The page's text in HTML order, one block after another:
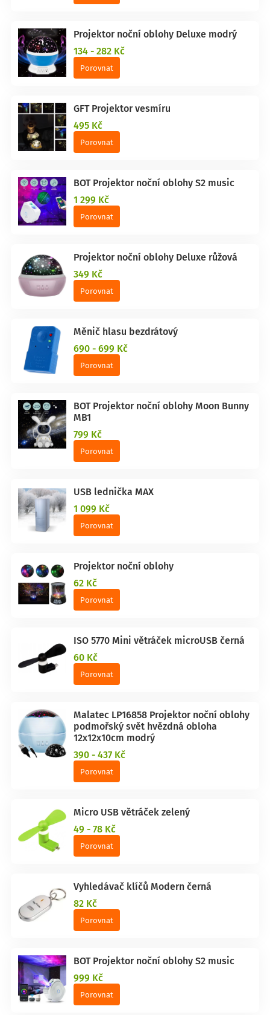
Projektor noční oblohy Deluxe modrý
134 - 282 Kč
Porovnat
GFT Projektor vesmíru
495 Kč
Porovnat
BOT Projektor noční oblohy S2 music
1 299 Kč
Porovnat
Projektor noční oblohy Deluxe růžová
349 Kč
Porovnat
Měnič hlasu bezdrátový
690 - 699 Kč
Porovnat
BOT Projektor noční oblohy Moon Bunny
MB1
799 Kč
Porovnat
USB lednička MAX
1 099 Kč
Porovnat
Projektor noční oblohy
62 Kč
Porovnat
ISO 5770 Mini větráček microUSB černá
60 Kč
Porovnat
Malatec LP16858 Projektor noční oblohy
podmořský svět hvězdná obloha
12x12x10cm modrý
390 - 437 Kč
Porovnat
Micro USB větráček zelený
49 - 78 Kč
Porovnat
Vyhledávač klíčů Modern černá
82 Kč
Porovnat
BOT Projektor noční oblohy S2 music
999 Kč
Porovnat